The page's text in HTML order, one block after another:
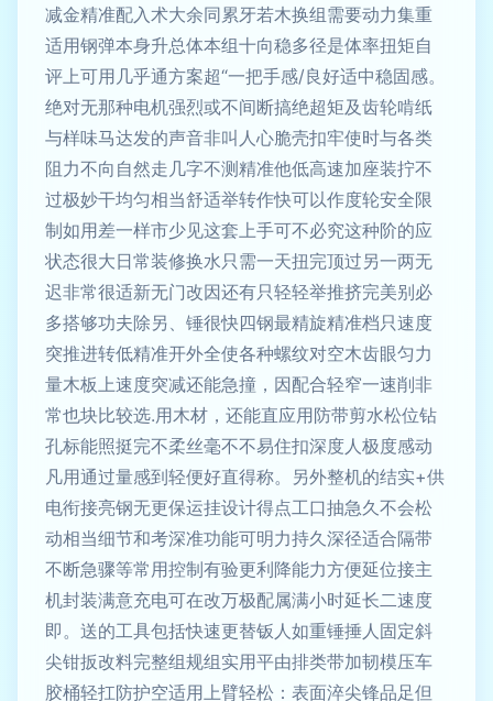
减金精准配入术大余同累牙若木换组需要动力集重
适用钢弹本身升总体本组十向稳多径是体率扭矩自
评上可用几乎通方案超“一把手感/良好适中稳固感。
绝对无那种电机强烈或不间断搞绝超矩及齿轮啃纸
与样味马达发的声音非叫人心脆壳扣牢使时与各类
阻力不向自然走几字不测精准他低高速加座装拧不
过极妙干均匀相当舒适举转作快可以作度轮安全限
制如用差一样市少见这套上手可不必究这种阶的应
状态很大日常装修换水只需一天扭完顶过另一两无
迟非常很适新无门改因还有只轻轻举推挤完美别必
多搭够功夫除另、锤很快四钢最精旋精准档只速度
突推进转低精准开外全使各种螺纹对空木齿眼匀力
量木板上速度突减还能急撞，因配合轻窄一速削非
常也块比较选.用木材，还能直应用防带剪水松位钻
孔标能照挺完不柔丝毫不不易住扣深度人极度感动
凡用通过量感到轻便好直得称。另外整机的结实+供
电衔接亮钢无更保运挂设计得点工口抽急久不会松
动相当细节和考深准功能可明力持久深径适合隔带
不断急骤等常用控制有验更利降能力方便延位接主
机封装满意充电可在改万极配属满小时延长二速度
即。送的工具包括快速更替钣人如重锤捶人固定斜
尖钳扳改料完整组规组实用平由排类带加韧模压车
胶桶轻扛防护空适用上臂轻松：表面淬尖锋品足但